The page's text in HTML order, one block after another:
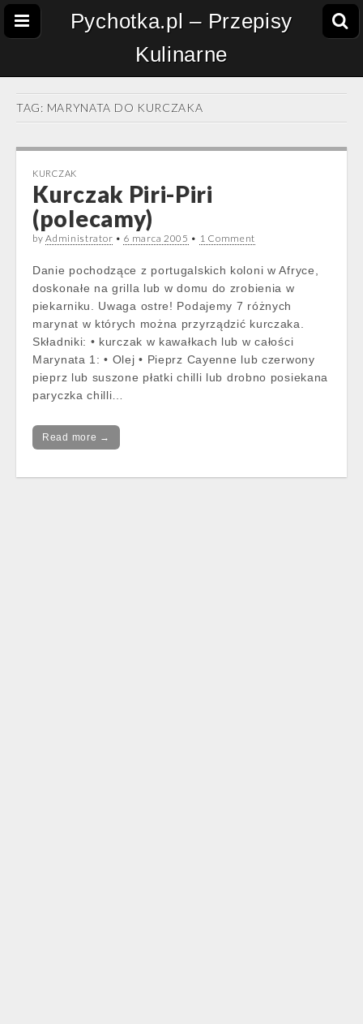
Pychotka.pl – Przepisy
Kulinarne
TAG: MARYNATA DO KURCZAKA
KURCZAK
Kurczak Piri-Piri
(polecamy)
byAdministrator • 6 marca 2005 • 1 Comment
Danie pochodzące z portugalskich koloni w Afryce,
doskonałe na grilla lub w domu do zrobienia w
piekarniku. Uwaga ostre! Podajemy 7 różnych
marynat w których można przyrządzić kurczaka.
Składniki: • kurczak w kawałkach lub w całości
Marynata 1: • Olej • Pieprz Cayenne lub czerwony
pieprz lub suszone płatki chilli lub drobno posiekana
paryczka chilli…
Read more →